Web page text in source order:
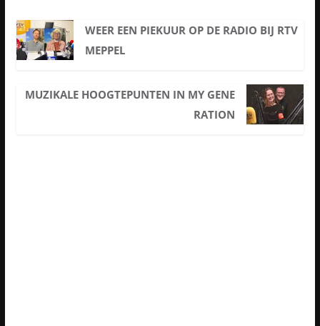
WEER EEN PIEKUUR OP DE RADIO BIJ RTV
MEPPEL
MUZIKALE HOOGTEPUNTEN IN MY GENE
RATION